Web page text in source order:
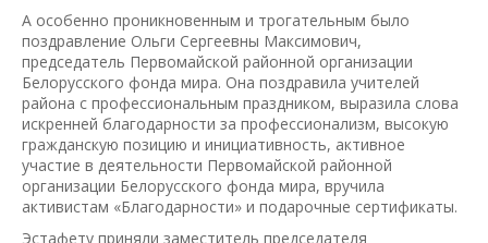
А особенно проникновенным и трогательным было
поздравление Ольги Сергеевны Максимович,
председатель Первомайской районной организации
Белорусского фонда мира. Она поздравила учителей
района с профессиональным праздником, выразила слова
искренней благодарности за профессионализм, высокую
гражданскую позицию и инициативность, активное
участие в деятельности Первомайской районной
организации Белорусского фонда мира, вручила
активистам «Благодарности» и подарочные сертификаты.
Эстафету приняли заместитель председателя